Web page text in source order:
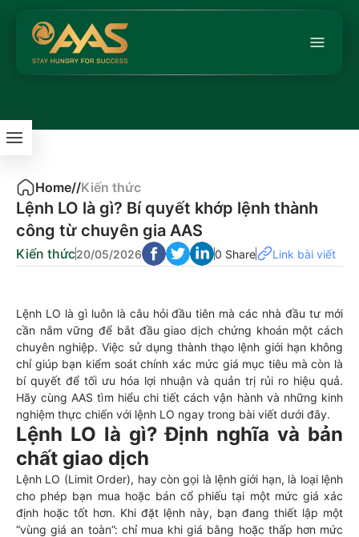
Home//Kiến thức
Lệnh LO là gì? Bí quyết khớp lệnh thành
công từ chuyên gia AAS
Kiến thức20/05/2026 0 Share Link bài viết
Lệnh LO là gì luôn là câu hỏi đầu tiên mà các nhà đầu tư mới
cần nắm vững để bắt đầu giao dịch chứng khoán một cách
chuyên nghiệp. Việc sử dụng thành thạo lệnh giới hạn không
chỉ giúp bạn kiểm soát chính xác mức giá mục tiêu mà còn là
bí quyết để tối ưu hóa lợi nhuận và quản trị rủi ro hiệu quả.
Hãy cùng AAS tìm hiểu chi tiết cách vận hành và những kinh
nghiệm thực chiến với lệnh LO ngay trong bài viết dưới đây.
Lệnh LO là gì? Định nghĩa và bản
chất giao dịch
Lệnh LO (Limit Order), hay còn gọi là lệnh giới hạn, là loại lệnh
cho phép bạn mua hoặc bán cổ phiếu tại một mức giá xác
định hoặc tốt hơn. Khi đặt lệnh này, bạn đang thiết lập một
“vùng giá an toàn”: chỉ mua khi giá bằng hoặc thấp hơn mức